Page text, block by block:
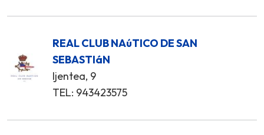
REAL CLUB NAúTICO DE SAN
SEBASTIáN
Ijentea, 9
TEL: 943423575